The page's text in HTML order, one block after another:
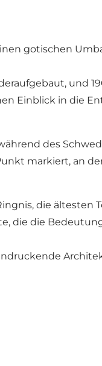
gotischen
und
Einblick in die
des
markiert, an
die ältesten
die die